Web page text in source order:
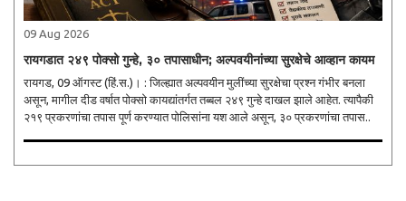
09 Aug 2026
रायगडात २४९ पोक्सो गुन्हे, ३० तपासाधीन; अल्पवयीनांच्या सुरक्षेचे आव्हान कायम
रायगड, 09 ऑगस्ट (हिं.स.)। : जिल्ह्यात अल्पवयीन मुलींच्या सुरक्षेचा प्रश्न गंभीर बनला
असून, मागील दीड वर्षात पोक्सो कायद्यांतर्गत तब्बल २४९ गुन्हे दाखल झाले आहेत. त्यापैकी
२१९ प्रकरणांचा तपास पूर्ण करण्यात पोलिसांना यश आले असून, ३० प्रकरणांचा तपास..